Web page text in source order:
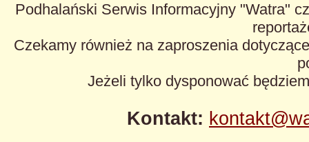
Podhalański Serwis Informacyjny "Watra"
Czekamy również na zaproszenia
Jeżeli tylko dysponować
Kontakt: